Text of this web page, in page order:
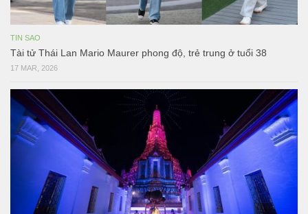
TIN SAO
Tài tử Thái Lan Mario Maurer phong độ, trẻ trung ở tuổi 38
17 MAR, 2026